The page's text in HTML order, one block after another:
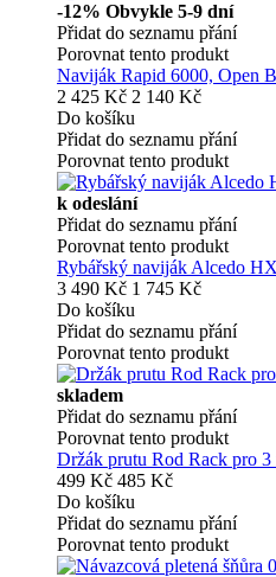
-12% Obvykle 5-9 dní
Přidat do seznamu přání
Porovnat tento produkt
Naviják Rapid 6000, Open
2 425 Kč 2 140 Kč
Do košíku
Přidat do seznamu přání
Porovnat tento produkt
k odeslání
Přidat do seznamu přání
Porovnat tento produkt
Rybářský naviják Alcedo
3 490 Kč 1 745 Kč
Do košíku
Přidat do seznamu přání
Porovnat tento produkt
skladem
Přidat do seznamu přání
Porovnat tento produkt
Držák prutu Rod Rack pro 3
499 Kč 485 Kč
Do košíku
Přidat do seznamu přání
Porovnat tento produkt